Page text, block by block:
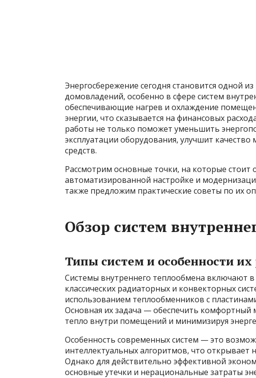
Энергосбережение сегодня становится одной
домовладений, особенно в сфере систем
обеспечивающие нагрев и охлаждение
энергии, что сказывается на финансовых
работы не только поможет уменьшить
эксплуатации оборудования, улучшит
средств.
Рассмотрим основные точки, на которые
автоматизированной настройке и
также предложим практические советы по их
Обзор систем
Типы систем и особенности
Системы внутреннего теплообмена включают
классических радиаторных и конвекторных
использованием теплообменников с
Основная их задача — обеспечить комфортный
тепло внутри помещений и минимизируя
Особенность современных систем — это
интеллектуальных алгоритмов, что
Однако для действительно эффективной
основные утечки и нерациональные затраты